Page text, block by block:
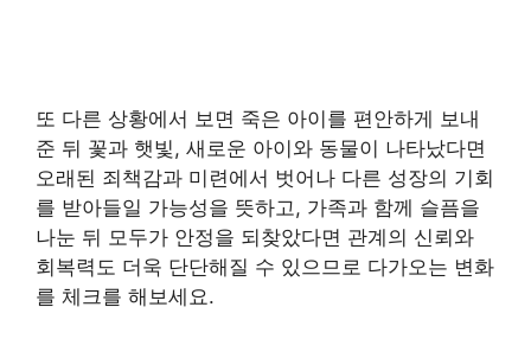
또 다른 상황에서 보면 죽은 아이를 편안하게 보내
준 뒤 꽃과 햇빛, 새로운 아이와 동물이 나타났다면
오래된 죄책감과 미련에서 벗어나 다른 성장의 기회
를 받아들일 가능성을 뜻하고, 가족과 함께 슬픔을
나눈 뒤 모두가 안정을 되찾았다면 관계의 신뢰와
회복력도 더욱 단단해질 수 있으므로 다가오는 변화
를 체크를 해보세요.